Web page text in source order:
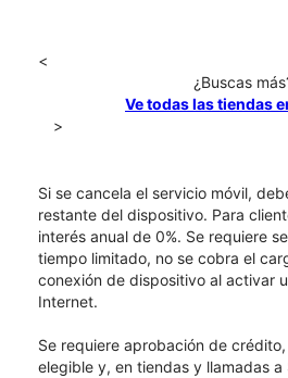
<
¿Buscas
Ve todas las tiendas
>
Si se cancela el servicio móvil,
restante del dispositivo. Para
interés anual de 0%. Se requiere
tiempo limitado, no se cobra el
conexión de dispositivo al activar
Internet.
Se requiere aprobación de
elegible y, en tiendas y llamadas a